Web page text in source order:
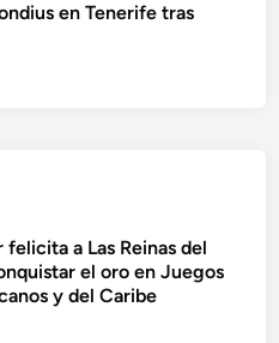
en Tenerife tras
felicita a Las Reinas del
el oro en Juegos
y del Caribe